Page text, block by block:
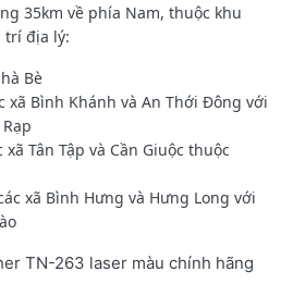
35km về phía Nam, thuộc khu
trí địa lý:
Bè
xã Bình Khánh và An Thới Đông với
Tân Tập và Cần Giuộc thuộc
xã Bình Hưng và Hưng Long với
TN-263 laser màu chính hãng